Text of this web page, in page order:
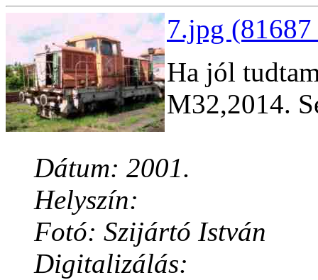
7.jpg (81687
Ha jól
M32,2014.
Dátum: 2001.
Helyszín:
Fotó: Szijártó István
Digitalizálás: